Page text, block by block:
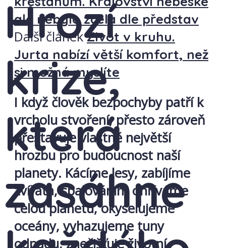
Hrozí
krize,
která
zasáhne
ale nebylo zcela dle představ
Další článek Život v kruhu.
Jurta nabízí větší komfort, než
si možná myslíte
I když člověk bezpochyby patří k
vrcholu stvoření, přesto zároveň
přestavuje vlastně největší
hrozbu pro budoucnost naší
planety. Kácíme lesy, zabíjíme
zvířata, spalováním ohříváme
celou planetu, okyselujeme
oceány, vyhazujeme tuny
odpadu, znečišťuje životní